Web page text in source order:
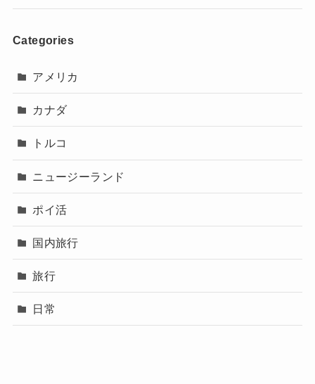
Categories
アメリカ
カナダ
トルコ
ニュージーランド
ポイ活
国内旅行
旅行
日常